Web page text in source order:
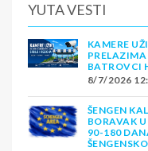
YUTA VESTI
KAMERE
BATROVCI
8/7/2026
ŠENGEN
BORAVAK
90-180